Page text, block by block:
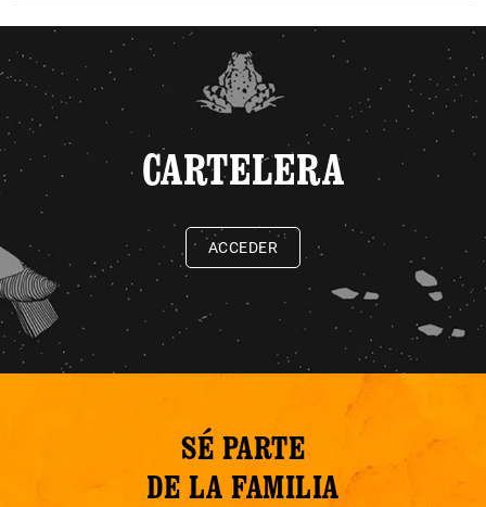
CARTELERA
ACCEDER
SÉ PARTE
DE LA FAMILIA